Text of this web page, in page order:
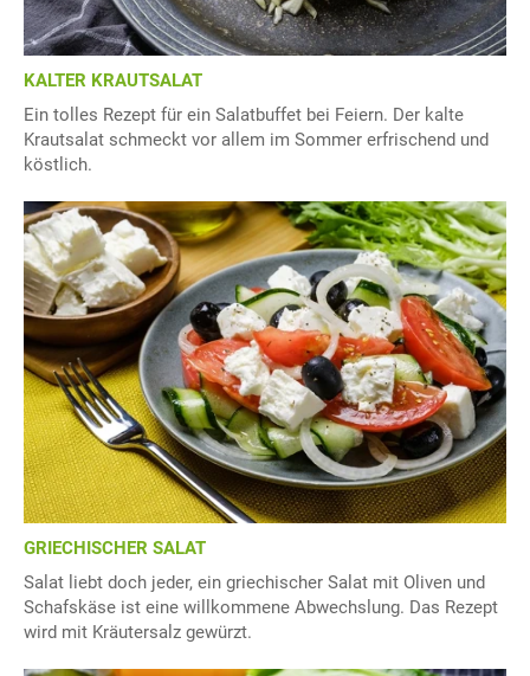
KALTER KRAUTSALAT
Ein tolles Rezept für ein Salatbuffet bei Feiern. Der kalte
Krautsalat schmeckt vor allem im Sommer erfrischend und
köstlich.
GRIECHISCHER SALAT
Salat liebt doch jeder, ein griechischer Salat mit Oliven und
Schafskäse ist eine willkommene Abwechslung. Das Rezept
wird mit Kräutersalz gewürzt.